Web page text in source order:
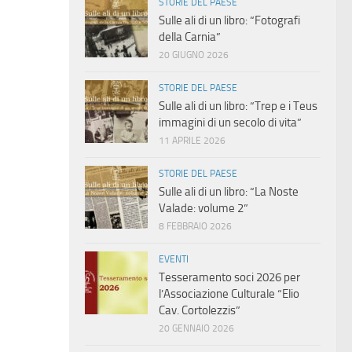
STORIE DEL PAESE
Sulle ali di un libro: “Fotografi
della Carnia”
20 GIUGNO 2026
STORIE DEL PAESE
Sulle ali di un libro: “Trep e i Teus
immagini di un secolo di vita”
11 APRILE 2026
STORIE DEL PAESE
Sulle ali di un libro: “La Noste
Valade: volume 2”
8 FEBBRAIO 2026
EVENTI
Tesseramento soci 2026 per
l’Associazione Culturale “Elio
Cav. Cortolezzis”
20 GENNAIO 2026